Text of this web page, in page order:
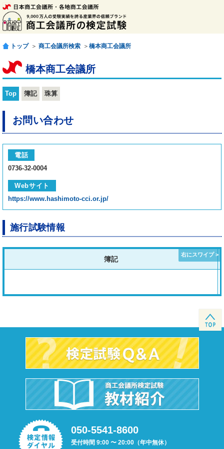
トップ ＞ 商工会議所検索 ＞ 橋本商工会議所
橋本商工会議所
Top 簿記 珠算
お問い合わせ
電話
0736-32-0004
Webサイト
https://www.hashimoto-cci.or.jp/
施行試験情報
簿記
050-5541-8600
受付時間 9:00 〜 20:00（年中無休）